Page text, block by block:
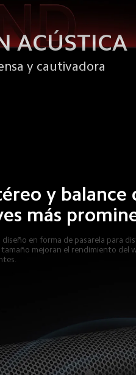
ACÚSTICA
y cautivadora
y balance
más
en forma de pasarela para
mejoran el rendimiento del